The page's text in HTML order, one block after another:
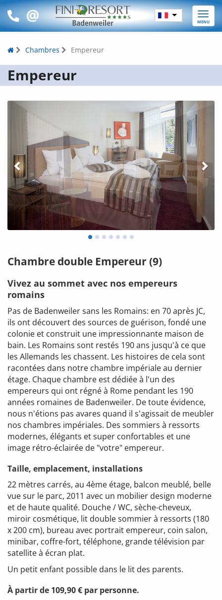
Toggle
MENU
Chambres Empereur
Empereur
Chambre double Empereur (9)
Vivez au sommet avec nos empereurs
romains
Pas de Badenweiler sans les Romains: en 70 après JC,
ils ont découvert des sources de guérison, fondé une
colonie et construit une impressionnante maison de
bain. Les Romains sont restés 190 ans jusqu'à ce que
les Allemands les chassent. Les histoires de cela sont
racontées dans notre chambre impériale au dernier
étage. Chaque chambre est dédiée à l'un des
empereurs qui ont régné à Rome pendant les 190
années romaines de Badenweiler. De toute évidence,
nous n'étions pas avares quand il s'agissait de meubler
nos chambres impériales. Des sommiers à ressorts
modernes, élégants et super confortables et une
image rétro-éclairée de "votre" empereur.
Taille, emplacement, installations
22 mètres carrés, au 4ème étage, balcon meublé, belle
vue sur le parc, 2011 avec un mobilier design moderne
et de haute qualité. Douche / WC, sèche-cheveux,
miroir cosmétique, lit double sommier à ressorts (180
x 200 cm), bureau avec portrait empereur, coin salon,
minibar, coffre-fort, téléphone, grande télévision par
satellite à écran plat.
Un petit enfant possible dans le lit des parents.
À partir de 109,90 € par personne.